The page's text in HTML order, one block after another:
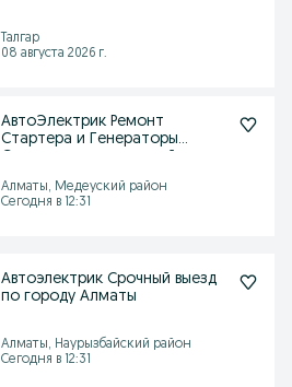
Талгар
08 августа 2026 г.
АвтоЭлектрик Ремонт
Стартера и Генераторы
Алматы, Медеуский район
Сегодня в 12:31
Автоэлектрик Срочный выезд
по городу Алматы
Алматы, Наурызбайский район
Сегодня в 12:31